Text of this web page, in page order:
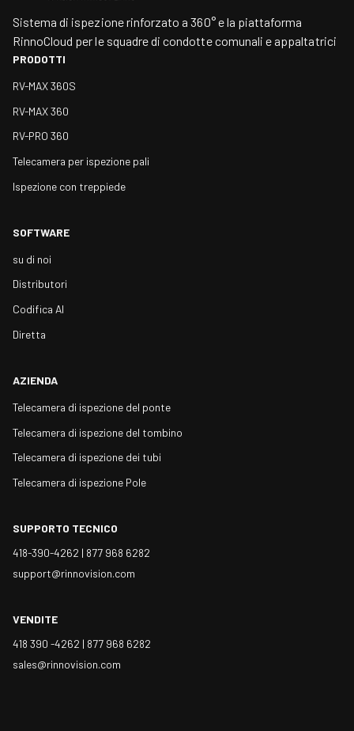
Sistema di ispezione rinforzato a 360° e la piattaforma
RinnoCloud per le squadre di condotte comunali e appaltatrici
PRODOTTI
RV-MAX 360S
RV-MAX 360
RV-PRO 360
Telecamera per ispezione pali
Ispezione con treppiede
SOFTWARE
su di noi
Distributori
Codifica AI
Diretta
AZIENDA
Telecamera di ispezione del ponte
Telecamera di ispezione del tombino
Telecamera di ispezione dei tubi
Telecamera di ispezione Pole
SUPPORTO TECNICO
418-390-4262 | 877 968 6282
support@rinnovision.com
VENDITE
418 390 -4262 | 877 968 6282
sales@rinnovision.com